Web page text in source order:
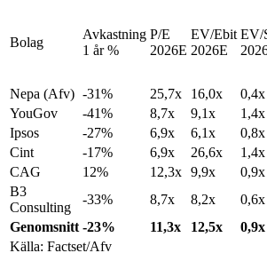
Bolag
Avkastning
1 år %
P/E
2026E
EV/Ebit
2026E
EV/
Nepa (Afv) -31% 25,7x 16,0x 0,4x
YouGov
-41% 8,7x 9,1x 1,4x
Ipsos
-27% 6,9x 6,1x 0,8x
Cint
-17% 6,9x 26,6x 1,4x
CAG
12% 12,3x 9,9x 0,9x
B3
Consulting
-33% 8,7x 8,2x 0,6x
Genomsnitt -23% 11,3x 12,5x 0,9x
Källa: Factset/Afv